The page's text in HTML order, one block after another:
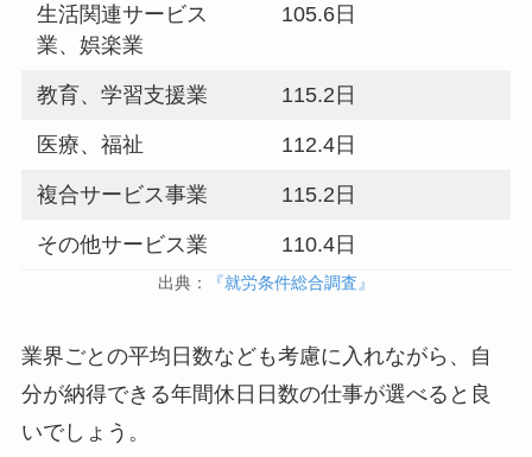
生活関連サービス
業、娯楽業
105.6日
教育、学習支援業 115.2日
医療、福祉 112.4日
複合サービス事業 115.2日
その他サービス業 110.4日
出典： 『就労条件総合調査』
業界ごとの平均日数なども考慮に入れながら、自
分が納得できる年間休日日数の仕事が選べると良
いでしょう。